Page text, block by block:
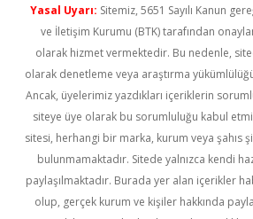
Yasal Uyarı: Sitemiz, 5651 Sayılı Kanun
ve İletişim Kurumu (BTK) tarafından
olarak hizmet vermektedir. Bu nedenle,
olarak denetleme veya araştırma
Ancak, üyelerimiz yazdıkları içeriklerin
siteye üye olarak bu sorumluluğu kabul
sitesi, herhangi bir marka, kurum veya şahıs
bulunmamaktadır. Sitede yalnızca kendi
paylaşılmaktadır. Burada yer alan içerikler
olup, gerçek kurum ve kişiler hakkında